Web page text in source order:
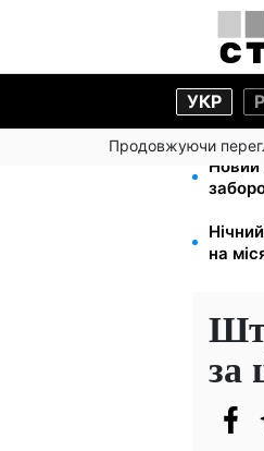
УКР
Продовжуючи
Новий
на
за